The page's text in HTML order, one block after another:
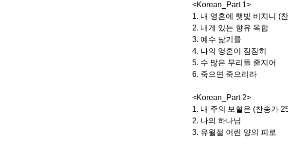
<Korean_Part 1>
1. 내 영혼에 햇빛 비치니 (
2. 내게 있는 향유 옥합
3. 예수 닮기를
4. 나의 영혼이 잠잠히
5. 수 많은 무리들 줄지어
6. 죽으면 죽으리라
<Korean_Part 2>
1. 내 주의 보혈은 (찬송가
2. 나의 하나님
3. 유월절 어린 양의 피로